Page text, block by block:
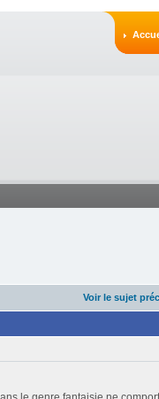
Voir le sujet